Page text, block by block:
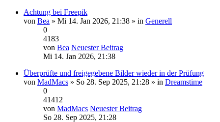
Achtung bei Freepik
von Bea » Mi 14. Jan 2026, 21:38 » in Generell
0
4183
von Bea Neuester Beitrag
Mi 14. Jan 2026, 21:38
Überprüfte und freigegebene Bilder wieder in der Prüfung
von MadMacs » So 28. Sep 2025, 21:28 » in Dreamstime
0
41412
von MadMacs Neuester Beitrag
So 28. Sep 2025, 21:28